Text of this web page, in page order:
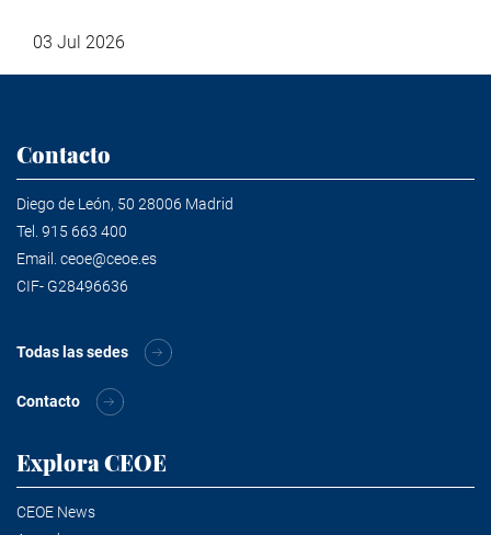
03 Jul 2026
Contacto
Diego de León, 50 28006 Madrid
Tel. 915 663 400
Email. ceoe@ceoe.es
CIF- G28496636
Todas las sedes
Contacto
Explora CEOE
CEOE News